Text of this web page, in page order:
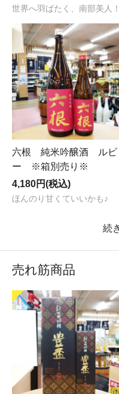
世界へ羽ばたく、南部美人！
六根 純米吟醸酒 ルビ
ー ※箱別売り※
4,180円(税込)
ほんのり甘くていいかも♪
続
売れ筋商品